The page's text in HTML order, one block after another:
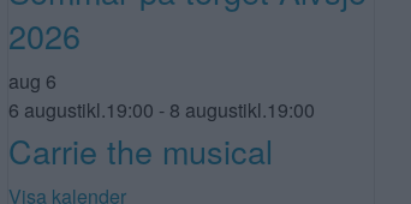
2026
aug 6
6 augustikl.19:00 - 8 augustikl.19:00
Carrie the musical
Visa kalender